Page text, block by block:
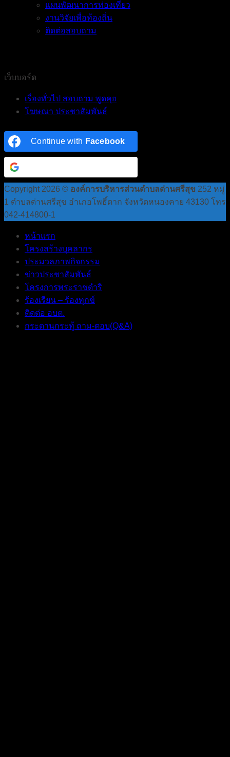
แผนพัฒนาการท่องเที่ยว
งานวิจัยเพื่อท้องถิ่น
ติดต่อสอบถาม
เว็บบอร์ด
เรื่องทั่วไป สอบถาม พูดคุย
โฆษณา ประชาสัมพันธ์
Continue with Facebook
Copyright 2026 © องค์การบริหารส่วนตำบลด่านศรีสุข 252 หมู่
1 ตำบลด่านศรีสุข อำเภอโพธิ์ตาก จังหวัดหนองคาย 43130 โทร
042-414800-1
หน้าแรก
โครงสร้างบุคลากร
ประมวลภาพกิจกรรม
ข่าวประชาสัมพันธ์
โครงการพระราชดำริ
ร้องเรียน – ร้องทุกข์
ติดต่อ อบต.
กระดานกระทู้ ถาม-ตอบ(Q&A)